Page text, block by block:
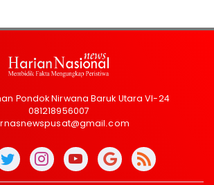
Pondok Nirwana Baruk Utara VI-24
081218956007